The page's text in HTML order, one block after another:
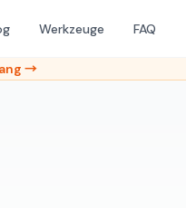
Werkzeuge FAQ
→